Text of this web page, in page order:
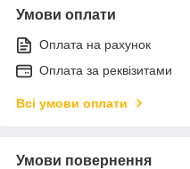
Умови оплати
Оплата на рахунок
Оплата за реквізитами
Всі умови оплати
Умови повернення